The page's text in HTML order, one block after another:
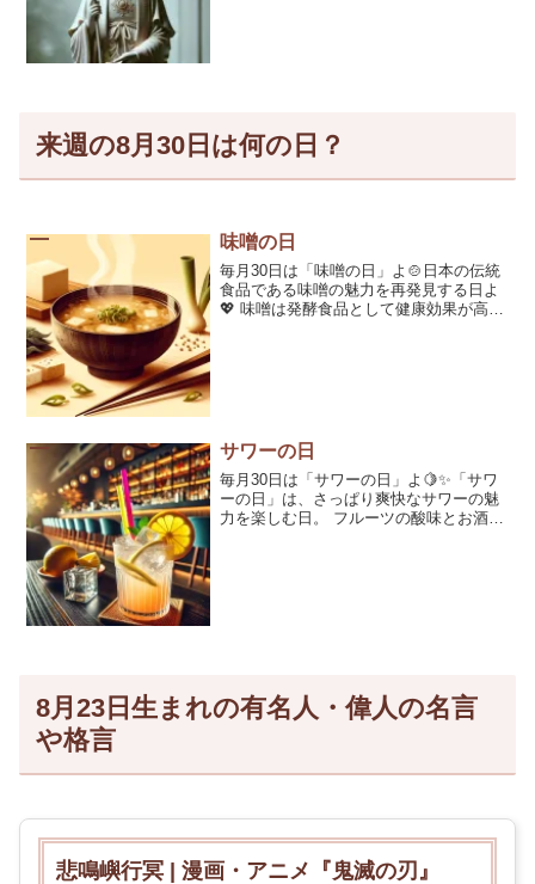
来週の8月30日は何の日？
味噌の日
毎月30日は「味噌の日」よ🍲日本の伝統
食品である味噌の魅力を再発見する日よ
💖 味噌は発酵食品として健康効果が高
サワーの日
毎月30日は「サワーの日」よ🍋✨「サワ
ーの日」は、さっぱり爽快なサワーの魅
力を楽しむ日。 フルーツの酸味とお酒の
8月23日生まれの有名人・偉人の名言
や格言
悲鳴嶼行冥 | 漫画・アニメ『鬼滅の刃』